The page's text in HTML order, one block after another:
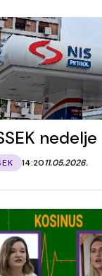
nedelje
14:2011.05.2026.